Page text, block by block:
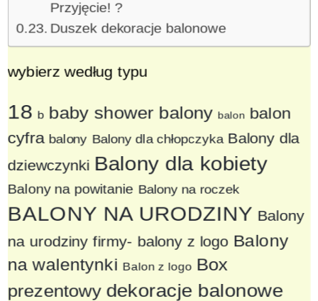
Przyjęcie! ?️
Duszek dekoracje balonowe
wybierz według typu
18 b baby shower balony balon balon
cyfra balony Balony dla chłopczyka Balony dla
dziewczynki Balony dla kobiety
Balony na powitanie Balony na roczek
BALONY NA URODZINY Balony
na urodziny firmy- balony z logo Balony
na walentynki Balon z logo Box
prezentowy dekoracje balonowe